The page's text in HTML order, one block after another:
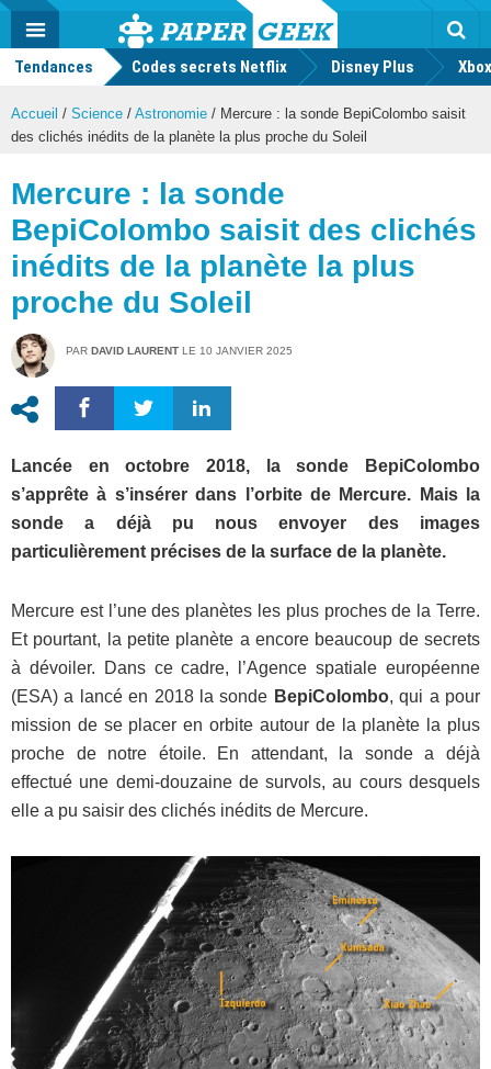
Actu
geek
MENU
Tendances Codes secrets Netflix Disney Plus
Accueil / Science / Astronomie / Mercure : la sonde BepiColombo saisit
des clichés inédits de la planète la plus proche du Soleil
Mercure : la sonde
BepiColombo saisit des clichés
inédits de la planète la plus
proche du Soleil
PAR DAVID LAURENT LE 10 JANVIER 2025
Lancée en octobre 2018, la sonde BepiColombo
s’apprête à s’insérer dans l’orbite de Mercure. Mais la
sonde a déjà pu nous envoyer des images
particulièrement précises de la surface de la planète.
Mercure est l’une des planètes les plus proches de la Terre.
Et pourtant, la petite planète a encore beaucoup de secrets
à dévoiler. Dans ce cadre, l’Agence spatiale européenne
(ESA) a lancé en 2018 la sonde BepiColombo, qui a pour
mission de se placer en orbite autour de la planète la plus
proche de notre étoile. En attendant, la sonde a déjà
effectué une demi-douzaine de survols, au cours desquels
elle a pu saisir des clichés inédits de Mercure.
Mode
FacebookTwitter Youtube